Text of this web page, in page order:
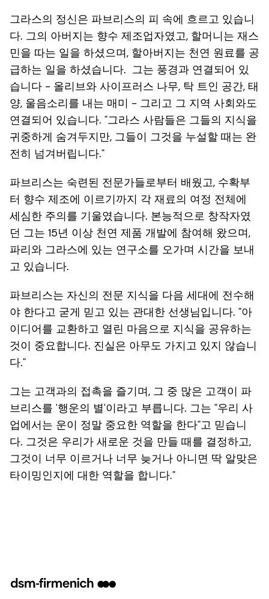
그라스의 정신은 파브리스의 피 속에 흐르고 있습니
다. 그의 아버지는 향수 제조업자였고, 할머니는 재스
민을 따는 일을 하셨으며, 할아버지는 천연 원료를 공
급하는 일을 하셨습니다. 그는 풍경과 연결되어 있
습니다 - 올리브와 사이프러스 나무, 탁 트인 공간, 태
양, 울음소리를 내는 매미 - 그리고 그 지역 사회와도
연결되어 있습니다. "그라스 사람들은 그들의 지식을
귀중하게 숨겨두지만, 그들이 그것을 누설할 때는 완
전히 넘겨버립니다."
파브리스는 숙련된 전문가들로부터 배웠고, 수확부
터 향수 제조에 이르기까지 각 재료의 여정 전체에
세심한 주의를 기울였습니다. 본능적으로 창작자였
던 그는 15년 이상 천연 제품 개발에 참여해 왔으며,
파리와 그라스에 있는 연구소를 오가며 시간을 보내
고 있습니다.
파브리스는 자신의 전문 지식을 다음 세대에 전수해
야 한다고 굳게 믿고 있는 관대한 선생님입니다. "아
이디어를 교환하고 열린 마음으로 지식을 공유하는
것이 중요합니다. 진실은 아무도 가지고 있지 않습니
다."
그는 고객과의 접촉을 즐기며, 그 중 많은 고객이 파
브리스를 '행운의 별'이라고 부릅니다. 그는 "우리 사
업에서는 운이 정말 중요한 역할을 한다"고 믿습니
다. 그것은 우리가 새로운 것을 만들 때를 결정하고,
그것이 너무 이르거나 너무 늦거나 아니면 딱 알맞은
타이밍인지에 대한 역할을 합니다."